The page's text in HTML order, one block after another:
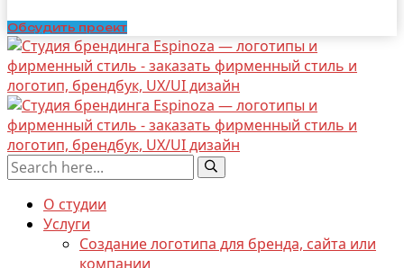
Обсудить проект
О студии
Услуги
Создание логотипа для бренда, сайта или
компании